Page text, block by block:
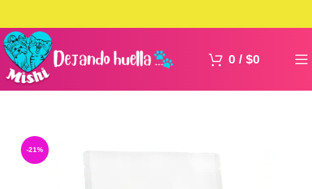
0 / $0
-21%